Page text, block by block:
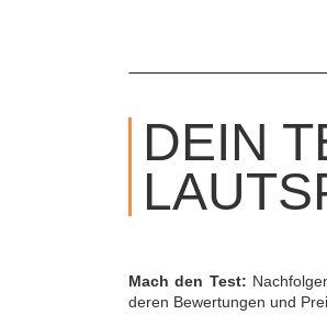
DEIN
Mach den Test:
deren Bewertungen und